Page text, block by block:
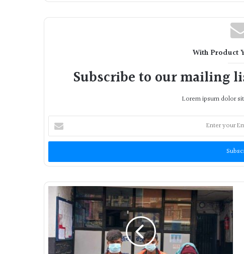
With Product
Subscribe to our mailing
Lorem ipsum dolor
your
Email